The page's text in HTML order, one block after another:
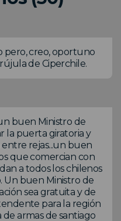
pero, creo, oportuno
de Ciperchile.
buen Ministro de
la puerta giratoria y
rejas...un buen
que comercian con
a todos los chilenos
Un buen Ministro de
sea gratuita y de
para la región
armas de santiago